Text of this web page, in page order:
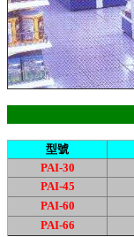
型號
PAI-30
PAI-45
PAI-60
PAI-66